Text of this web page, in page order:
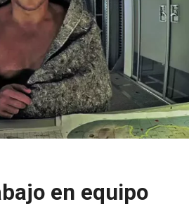
en equipo